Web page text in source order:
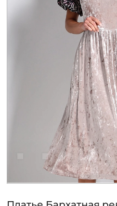
СКИДКИ
ЧАСТО ЗАДАВАЕМЫЕ